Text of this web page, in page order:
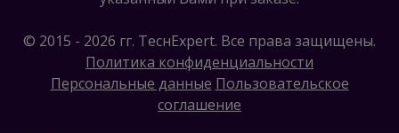
© 2015 - 2026 гг. ТеcнExpert. Все права защищены.
Политика конфиденциальности
Персональные данные Пользовательское
соглашение